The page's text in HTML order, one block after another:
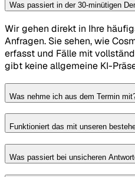
Was passiert in der 30-minütigen
Wir gehen direkt in Ihre
Anfragen. Sie sehen, wie
erfasst und Fälle mit
gibt keine allgemeine KI-
Was nehme ich aus dem Termin
Funktioniert das mit unseren
Was passiert bei unsicheren